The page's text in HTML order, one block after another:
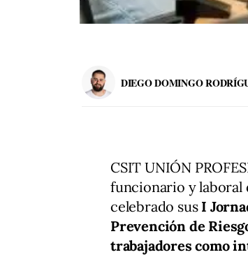
DIEGO DOMINGO
CSIT UNIÓN
funcionario y laboral
celebrado sus I
Prevención de
trabajadores como